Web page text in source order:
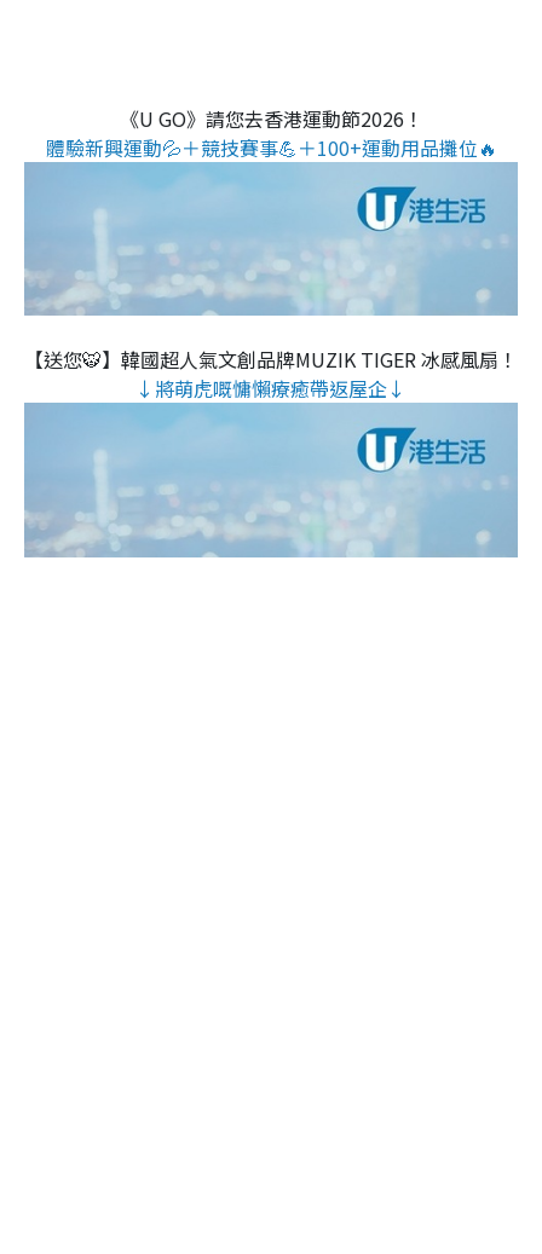
《U GO》請您去香港運動節2026！
體驗新興運動💦＋競技賽事💪＋100+運動用品攤位🔥
【送您🐯】韓國超人氣文創品牌MUZIK TIGER 冰感風扇！
↓將萌虎嘅慵懶療癒帶返屋企↓